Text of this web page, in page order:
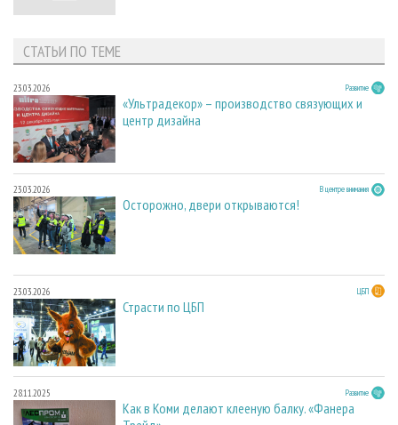
СТАТЬИ ПО ТЕМЕ
23.03.2026 Развитие
«Ультрадекор» – производство связующих и
центр дизайна
23.03.2026 В центре внимания
Осторожно, двери открываются!
23.03.2026 ЦБП
Страсти по ЦБП
28.11.2025 Развитие
Как в Коми делают клееную балку. «Фанера